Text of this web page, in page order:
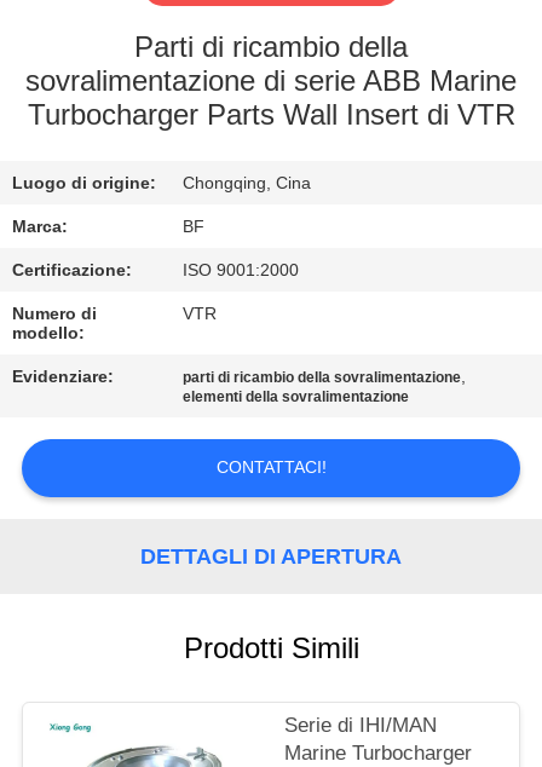
FABBRICA
CONTROLLO
QUALITÀ
CONTATTICI
NOTIZIE
DEL
SITO
Parti di ricambio della
sovralimentazione di serie ABB Marine
Turbocharger Parts Wall Insert di VTR
Luogo di origine: Chongqing, Cina
Marca: BF
Certificazione: ISO 9001:2000
Numero di
modello:
VTR
Evidenziare: parti di ricambio della sovralimentazione,
elementi della sovralimentazione
CONTATTACI!
DETTAGLI DI APERTURA
Prodotti Simili
Serie di IHI/MAN
Marine Turbocharger